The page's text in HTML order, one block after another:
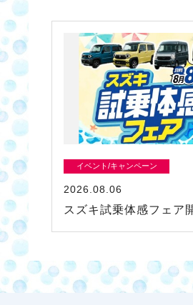
イベント/キャンペーン
2026.08.06
スズキ試乗体感フェア